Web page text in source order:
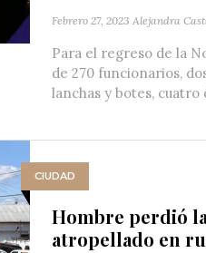
Febrero 27, 2023 Alejandra
Para el regreso de la
de 270 funcionarios,
lanchas y botes, cuatro
CIUDAD
Hombre perdió
atropellado en